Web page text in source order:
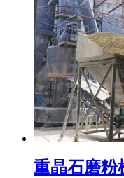
重晶石磨粉